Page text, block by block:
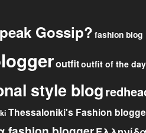
Gossip?fashion blog
outfitoutfit of the day
style blog
Thessaloniki's Fashion